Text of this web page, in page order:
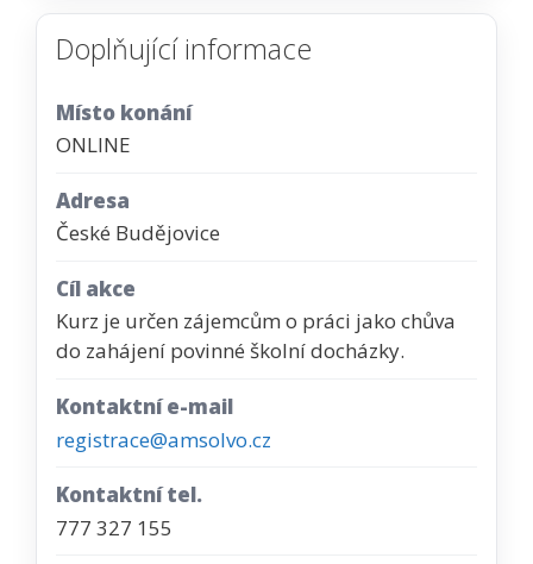
Doplňující informace
Místo konání
ONLINE
Adresa
České Budějovice
Cíl akce
Kurz je určen zájemcům o práci jako chůva
do zahájení povinné školní docházky.
Kontaktní e-mail
registrace@amsolvo.cz
Kontaktní tel.
777 327 155